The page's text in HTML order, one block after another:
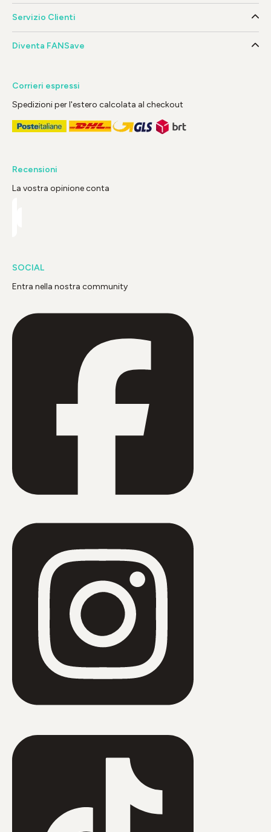
Servizio Clienti
Diventa FANSave
Corrieri espressi
Spedizioni per l'estero calcolata al checkout
Recensioni
La vostra opinione conta
SOCIAL
Entra nella nostra community